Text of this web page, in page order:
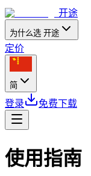
开途
为什么选 开途
定价
简
登录 免费下载
使用指南